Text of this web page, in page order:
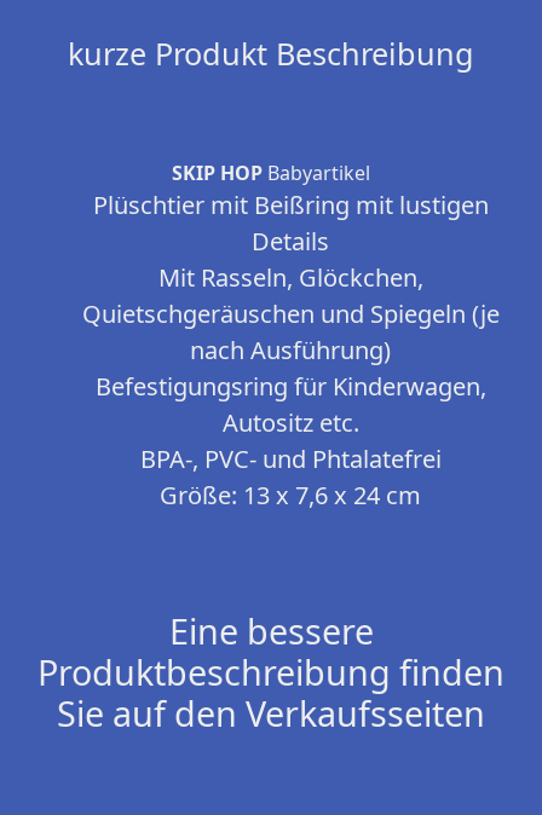
kurze Produkt Beschreibung
SKIP HOP Babyartikel
Plüschtier mit Beißring mit lustigen
Details
Mit Rasseln, Glöckchen,
Quietschgeräuschen und Spiegeln (je
nach Ausführung)
Befestigungsring für Kinderwagen,
Autositz etc.
BPA-, PVC- und Phtalatefrei
Größe: 13 x 7,6 x 24 cm
Eine bessere
Produktbeschreibung finden
Sie auf den Verkaufsseiten